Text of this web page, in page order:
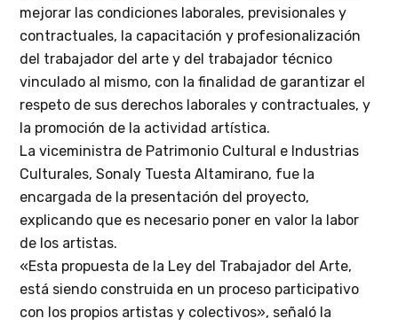
mejorar las condiciones laborales, previsionales y
contractuales, la capacitación y profesionalización
del trabajador del arte y del trabajador técnico
vinculado al mismo, con la finalidad de garantizar el
respeto de sus derechos laborales y contractuales, y
la promoción de la actividad artística.
La viceministra de Patrimonio Cultural e Industrias
Culturales, Sonaly Tuesta Altamirano, fue la
encargada de la presentación del proyecto,
explicando que es necesario poner en valor la labor
de los artistas.
«Esta propuesta de la Ley del Trabajador del Arte,
está siendo construida en un proceso participativo
con los propios artistas y colectivos», señaló la